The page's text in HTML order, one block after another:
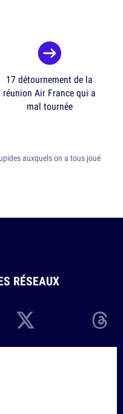
17 détournement de la
réunion Air France qui a
mal tournée
auxquels on a tous joué
RÉSEAUX